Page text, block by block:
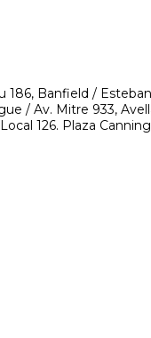
186, Banfield /
/ Av. Mitre 933,
Local 126. Plaza Canning